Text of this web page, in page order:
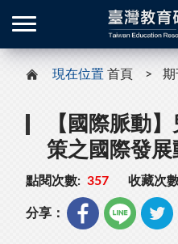
現在位置 首頁 期
【國際脈動
策之國際發展
點閱次數: 357 收藏次
分享：